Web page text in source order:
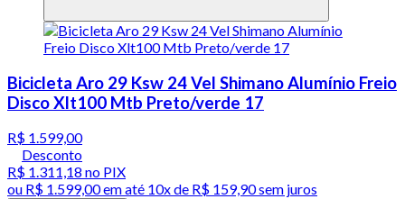
Bicicleta Aro 29 Ksw 24 Vel Shimano Alumínio Freio
Disco Xlt100 Mtb Preto/verde 17
R$ 1.599,00
Desconto
R$ 1.311,18 no PIX
ou R$ 1.599,00em até 10x de R$ 159,90 sem juros